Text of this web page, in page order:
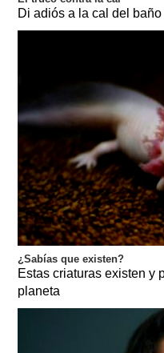
Di adiós a la cal del
¿Sabías que existen?
Estas criaturas existen y
planeta